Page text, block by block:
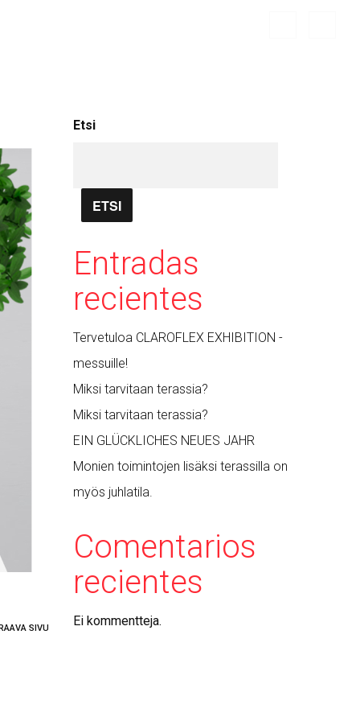
SIVU
Etsi
ETSI
Entradas
recientes
Tervetuloa CLAROFLEX EXHIBITION -
messuille!
Miksi tarvitaan terassia?
Miksi tarvitaan terassia?
EIN GLÜCKLICHES NEUES JAHR
Monien toimintojen lisäksi terassilla on
myös juhlatila.
Comentarios
recientes
Ei kommentteja.